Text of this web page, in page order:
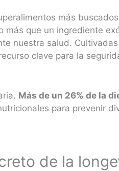
más
más que un ingrediente
nuestra salud.
clave para la
Más de un 26% de la
para prevenir
de la